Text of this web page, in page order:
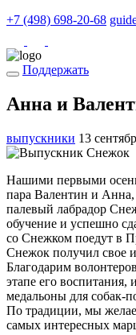
+7 (498) 698-20-68
Поддержать
Анна и
выпускники 13
Нашими первыми
пара Валентин и
палевый лабрадор
обучение и успешно
со Снежком поедут в
Снежок получил свое
Благодарим
этапе его
медальоны для собак-
По традиции, мы
самых интересных